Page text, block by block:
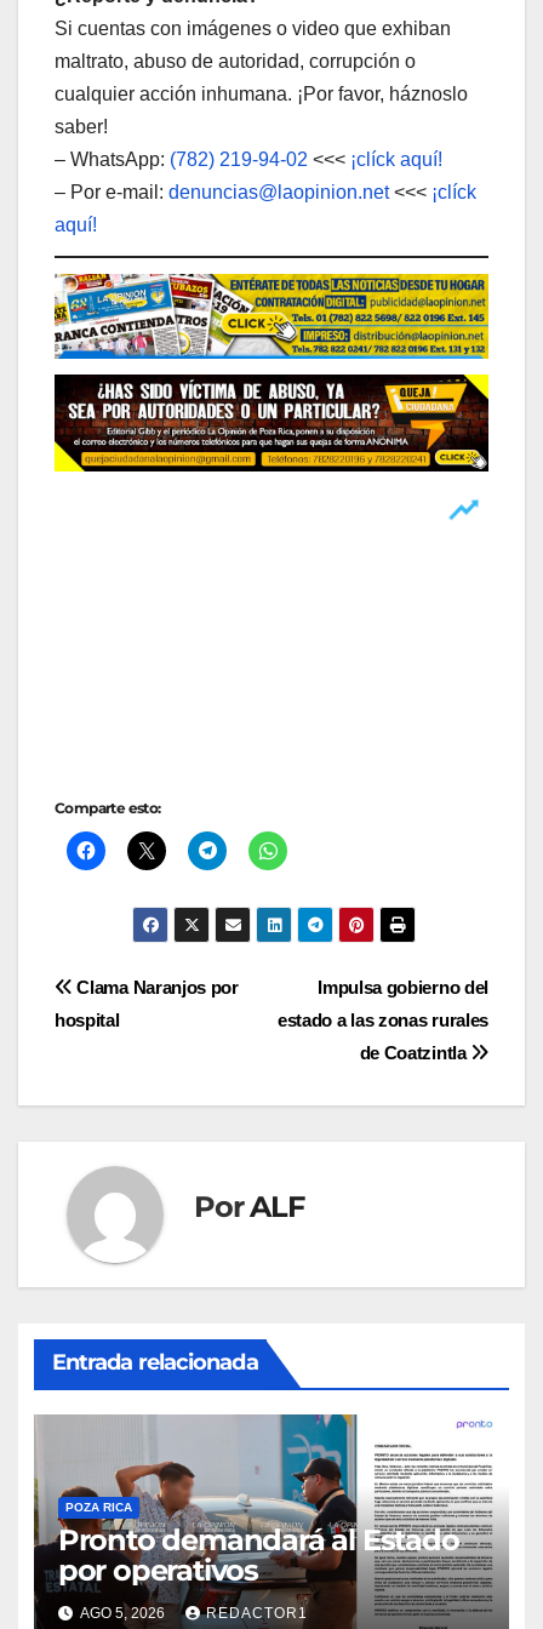
Si cuentas con imágenes o video que exhiban
maltrato, abuso de autoridad, corrupción o
cualquier acción inhumana. ¡Por favor, háznoslo
saber!
– WhatsApp: (782) 219-94-02 <<< ¡clíck aquí!
– Por e-mail: denuncias@laopinion.net<<< ¡clíck
aquí!
Comparte esto:
Navegación
de
entradas
Impulsa gobierno del
estado a las zonas rurales
de Coatzintla
Clama Naranjos por
hospital
PorALF
Entrada relacionada
POZA RICA
Pronto demandará al Estado
por operativos
AGO 5, 2026 REDACTOR1